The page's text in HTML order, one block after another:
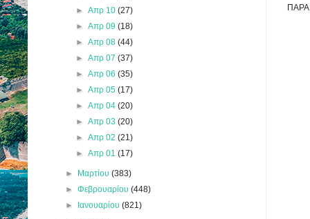
► Απρ 10 (27)
► Απρ 09 (18)
► Απρ 08 (44)
► Απρ 07 (37)
► Απρ 06 (35)
► Απρ 05 (17)
► Απρ 04 (20)
► Απρ 03 (20)
► Απρ 02 (21)
► Απρ 01 (17)
► Μαρτίου(383)
►Φεβρουαρίου(448)
► Ιανουαρίου(821)